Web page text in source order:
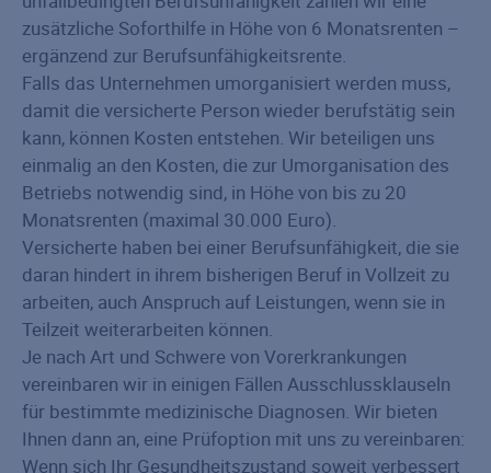
zusätzliche Soforthilfe in Höhe von 6 Monatsrenten –
ergänzend zur Berufsunfähigkeitsrente.
Falls das Unternehmen umorganisiert werden muss,
damit die versicherte Person wieder berufstätig sein
kann, können Kosten entstehen. Wir beteiligen uns
einmalig an den Kosten, die zur Umorganisation des
Betriebs notwendig sind, in Höhe von bis zu 20
Monatsrenten (maximal 30.000 Euro).
Versicherte haben bei einer Berufsunfähigkeit, die sie
daran hindert in ihrem bisherigen Beruf in Vollzeit zu
arbeiten, auch Anspruch auf Leistungen, wenn sie in
Teilzeit weiterarbeiten können.
Je nach Art und Schwere von Vorerkrankungen
vereinbaren wir in einigen Fällen Ausschlussklauseln
für bestimmte medizinische Diagnosen. Wir bieten
Ihnen dann an, eine Prüfoption mit uns zu vereinbaren:
Wenn sich Ihr Gesundheitszustand soweit verbessert